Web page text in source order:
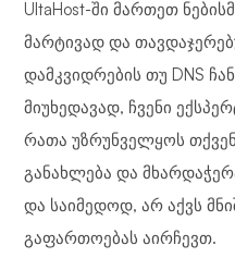
UltaHost-ში მართეთ
მარტივად და
დამკვიდრების თუ DNS
მიუხედავად, ჩვენი
რათა უზრუნველყოს
განახლება და
და საიმედოდ, არ აქვს
გაფართოებას აირჩევთ.